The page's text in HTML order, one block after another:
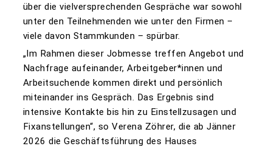
über die vielversprechenden Gespräche war sowohl
unter den Teilnehmenden wie unter den Firmen –
viele davon Stammkunden – spürbar.
„Im Rahmen dieser Jobmesse treffen Angebot und
Nachfrage aufeinander, Arbeitgeber*innen und
Arbeitsuchende kommen direkt und persönlich
miteinander ins Gespräch. Das Ergebnis sind
intensive Kontakte bis hin zu Einstellzusagen und
Fixanstellungen“, so Verena Zöhrer, die ab Jänner
2026 die Geschäftsführung des Hauses